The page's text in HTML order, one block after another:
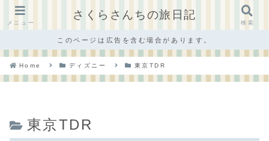
このページは広告を含む場合があります。
Home ディズニー 東京TDR
東京TDR
メニュー
さくらさんちの旅日記
検索